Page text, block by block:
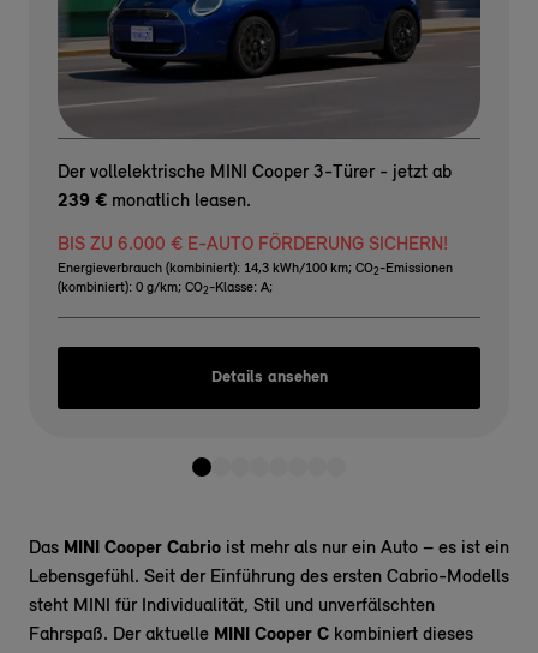
Der vollelektrische MINI Cooper 3-Türer - jetzt ab
239 € monatlich leasen.
BIS ZU 6.000 € E-AUTO FÖRDERUNG SICHERN!
Energieverbrauch (kombiniert): 14,3 kWh/100 km; CO2 -Emissionen
(kombiniert): 0 g/km; CO2 -Klasse: A;
Details ansehen
Das MINI Cooper Cabrio ist mehr als nur ein Auto – es ist ein
Lebensgefühl. Seit der Einführung des ersten Cabrio-Modells
steht MINI für Individualität, Stil und unverfälschten
Fahrspaß. Der aktuelle MINI Cooper C kombiniert dieses